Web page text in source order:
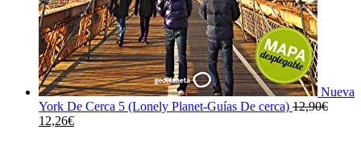
Nueva
York De Cerca 5 (Lonely Planet-Guías De cerca) 12,90€
El
12,26€El